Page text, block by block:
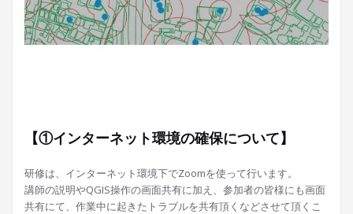
【①インターネット環境の確保について】
研修は、インターネット環境下でZoomを使って行います。
講師の説明やQGIS操作の画面共有に加え、参加者の皆様にも画面
共有にて、作業中に起きたトラブルを共有頂くなどさせて頂くこ